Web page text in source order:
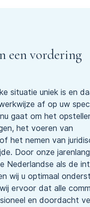
een vordering
situatie uniek is en
af op uw
gaat om het
het voeren van
het nemen van
Door onze
Nederlandse als de
wij u optimaal
ervoor dat alle
en doordacht